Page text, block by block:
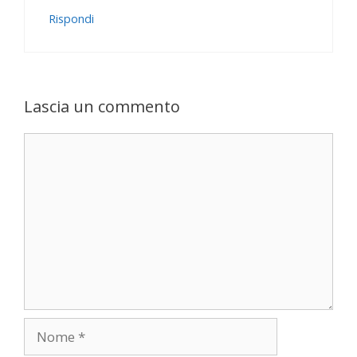
Rispondi
Lascia un commento